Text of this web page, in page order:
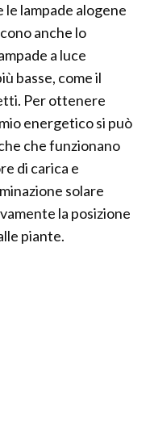
lampade alogene
anche lo
a luce
basse, come il
Per ottenere
energetico si può
che funzionano
di carica e
solare
la posizione
piante.